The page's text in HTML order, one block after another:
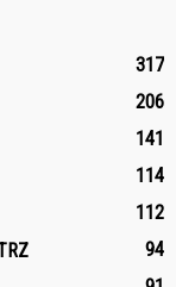
317
206
141
114
112
94